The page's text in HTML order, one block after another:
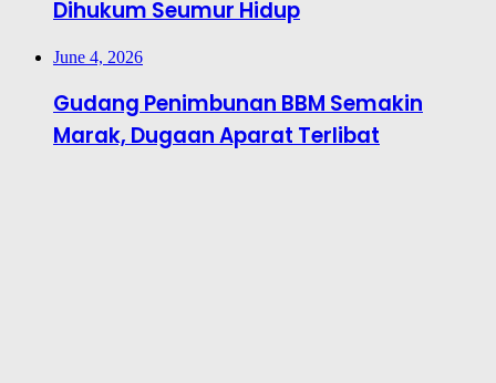
Dihukum Seumur Hidup
June 4, 2026
Gudang Penimbunan BBM Semakin
Marak, Dugaan Aparat Terlibat